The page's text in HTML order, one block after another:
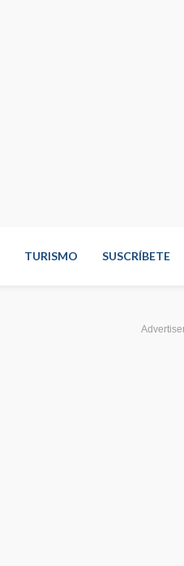
TURISMO SUSCRÍBETE